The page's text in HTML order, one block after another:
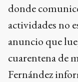
donde
actividades no
anuncio que
cuarentena de
Fernández